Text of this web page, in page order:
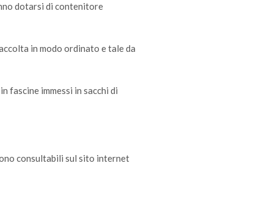
dotarsi di contenitore
in modo ordinato e tale da
immessi in sacchi di
consultabili sul sito internet